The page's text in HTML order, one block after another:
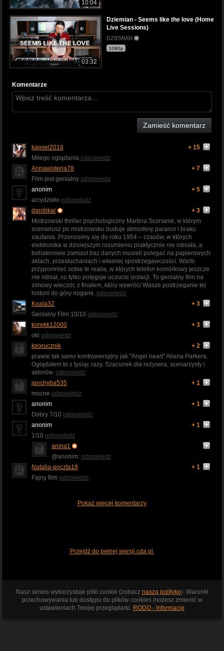
10:04
03:32
Dziemian - Seems like the love (Home
Live Sessions)
DZIEMIAN
1080p
Komentarze
Zamieść komentarz
kapsel2018
+ 15
Miłego oglądania odpowiedz
Annawisteria78
+ 7
Film jest genialny odpowiedz
anonim
+ 5
arcydzieło odpowiedz
darobkar
+ 3
Mistrzowski thriller psychologiczny Martina Scorsese, w którym
scenariusz po mistrzowsku buduje atmosferę paranoi i braku
zaufania. Przenosimy się do roku 1954 – czasów, w których
elektronika w dzisiejszym rozumieniu praktycznie nie istniała, a
bohaterowie zamiast baz danych musieli polegać na papierowych
aktach, przesłuchaniach i własnej spostrzegawczości. Warto
przypomnieć sobie te realia, w których telefon komórkowy jeszcze
nie istniał, co tylko potęguje uczucie izolacji. To genialny film na
zimowy wieczór, z finałem, który wywróci Wasze postrzeganie tej
historii do góry nogami. odpowiedz
Koala32
+ 3
Genialny Film 10/10 odpowiedz
korekk12000
+ 3
oki odpowiedz
kporucznik
+ 2
prawie tak samo kontrowersyjny jak "Angel heart" Allana Parkera.
Oglądałem to z tysiąc razy. Szacunek dla reżysera, scenarzysty i
aktorów. odpowiedz
janchyba535
+ 1
mocne odpowiedz
anonim
+ 1
Dobry 7/10 odpowiedz
anonim
+ 1
1/10 odpowiedz
anina1
@anonim: odpowiedz
Natalia-poczta18
+ 1
Fajny film odpowiedz
Pokaż więcej komentarzy
Przejdź do pełnej wersji cda.pl
Nasz serwis wykorzystuje pliki cookie (zobacz naszą politykę). Warunki
przechowywania lub dostępu do plików cookies możesz zmienić w
ustawieniach Twojej przeglądarki. RODO - Informacje